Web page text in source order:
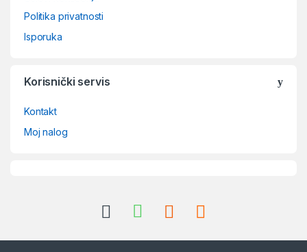
Politika privatnosti
Isporuka
Korisnički servis
Kontakt
Moj nalog